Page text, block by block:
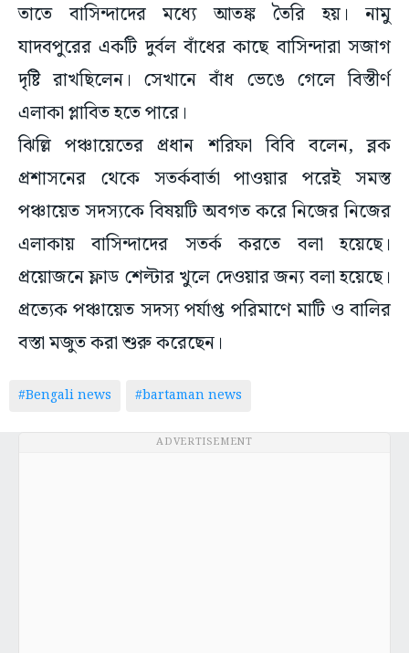
তাতে বাসিন্দাদের মধ্যে আতঙ্ক তৈরি হয়। নামু
যাদবপুরের একটি দুর্বল বাঁধের কাছে বাসিন্দারা সজাগ
দৃষ্টি রাখছিলেন। সেখানে বাঁধ ভেঙে গেলে বিস্তীর্ণ
এলাকা প্লাবিত হতে পারে।
ঝিল্লি পঞ্চায়েতের প্রধান শরিফা বিবি বলেন, ব্লক
প্রশাসনের থেকে সতর্কবার্তা পাওয়ার পরেই সমস্ত
পঞ্চায়েত সদস্যকে বিষয়টি অবগত করে নিজের নিজের
এলাকায় বাসিন্দাদের সতর্ক করতে বলা হয়েছে।
প্রয়োজনে ফ্লাড শেল্টার খুলে দেওয়ার জন্য বলা হয়েছে।
প্রত্যেক পঞ্চায়েত সদস্য পর্যাপ্ত পরিমাণে মাটি ও বালির
বস্তা মজুত করা শুরু করেছেন।
#Bengali news #bartaman news
ADVERTISEMENT